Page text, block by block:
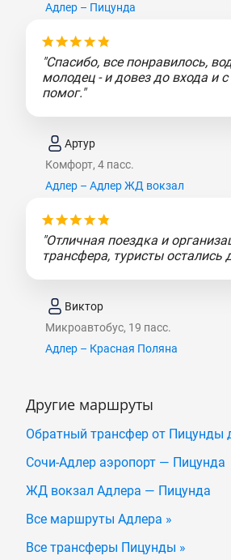
Адлер – Пицунда
"Спасибо, все понравилось,
молодец - и довез до входа и
помог."
Артур
Комфорт, 4 пасс.
Адлер – Адлер ЖД вокзал
"Отличная поездка и
трансфера, туристы остались
Виктор
Микроавтобус, 19 пасс.
Адлер – Красная Поляна
Другие маршруты
Обратный трансфер от Пицунды
Сочи-Адлер аэропорт — Пицунда
ЖД вокзал Адлера — Пицунда
Все маршруты Адлера »
Все трансферы Пицунды »